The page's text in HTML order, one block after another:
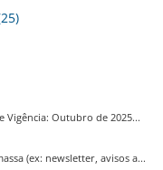
Vigência: Outubro de 2025...
(ex: newsletter, avisos a...